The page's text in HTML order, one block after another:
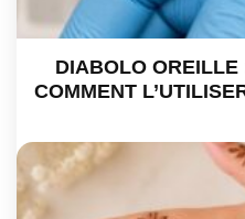
DIABOLO OREILLE
COMMENT